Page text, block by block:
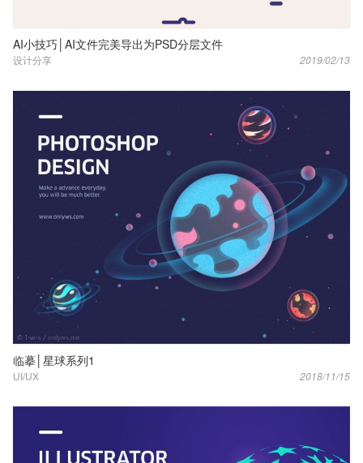
AI小技巧│AI文件完美导出为PSD分层文件
设计分享 2019/02/13
临摹│星球系列1
UI/UX 2018/11/15